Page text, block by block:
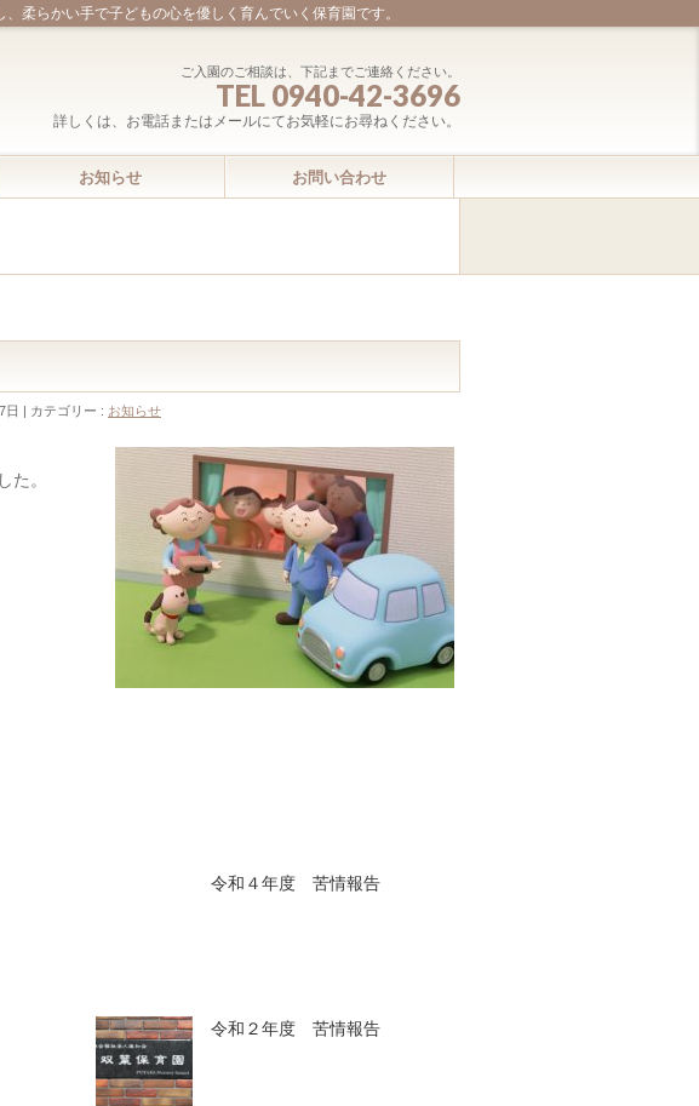
柔らかい手で子どもの心を優しく育んでいく保育園です。
ご入園のご相談は、下記までご連絡ください。
TEL 0940-42-3696
詳しくは、お電話またはメールにてお気軽にお尋ねください。
お知らせ お問い合わせ
日 カテゴリー : お知らせ
た。
令和４年度 苦情報告
令和２年度 苦情報告